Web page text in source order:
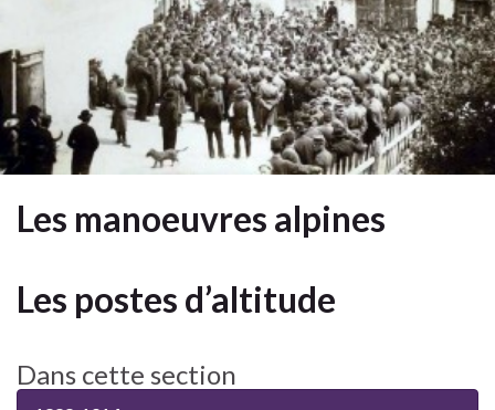
Les manoeuvres alpines
Les postes d’altitude
Dans cette section